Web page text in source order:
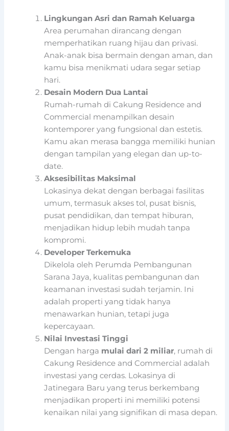
Lingkungan Asri dan Ramah Keluarga
Area perumahan dirancang dengan
memperhatikan ruang hijau dan privasi.
Anak-anak bisa bermain dengan aman, dan
kamu bisa menikmati udara segar setiap
hari.
Desain Modern Dua Lantai
Rumah-rumah di Cakung Residence and
Commercial menampilkan desain
kontemporer yang fungsional dan estetis.
Kamu akan merasa bangga memiliki hunian
dengan tampilan yang elegan dan up-to-
date.
Aksesibilitas Maksimal
Lokasinya dekat dengan berbagai fasilitas
umum, termasuk akses tol, pusat bisnis,
pusat pendidikan, dan tempat hiburan,
menjadikan hidup lebih mudah tanpa
kompromi.
Developer Terkemuka
Dikelola oleh Perumda Pembangunan
Sarana Jaya, kualitas pembangunan dan
keamanan investasi sudah terjamin. Ini
adalah properti yang tidak hanya
menawarkan hunian, tetapi juga
kepercayaan.
Nilai Investasi Tinggi
Dengan harga mulai dari 2 miliar, rumah di
Cakung Residence and Commercial adalah
investasi yang cerdas. Lokasinya di
Jatinegara Baru yang terus berkembang
menjadikan properti ini memiliki potensi
kenaikan nilai yang signifikan di masa depan.